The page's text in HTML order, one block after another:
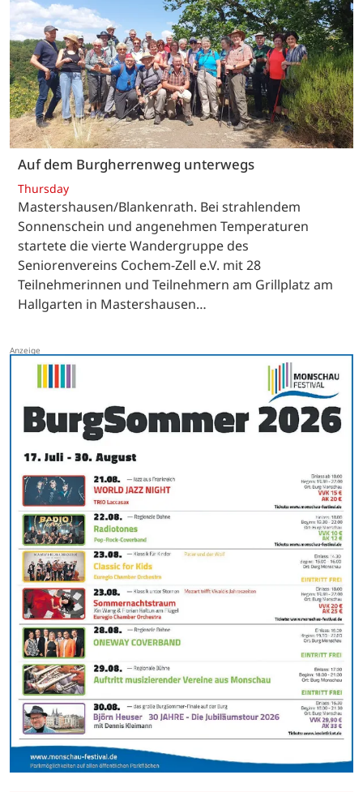
Auf dem Burgherrenweg unterwegs
Thursday
Mastershausen/Blankenrath. Bei strahlendem
Sonnenschein und angenehmen Temperaturen
startete die vierte Wandergruppe des
Seniorenvereins Cochem-Zell e.V. mit 28
Teilnehmerinnen und Teilnehmern am Grillplatz am
Hallgarten in Mastershausen…